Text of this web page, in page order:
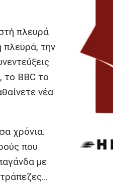
πλευρά
πλευρά, την
BBC το
νέα
χρόνια.
που
με